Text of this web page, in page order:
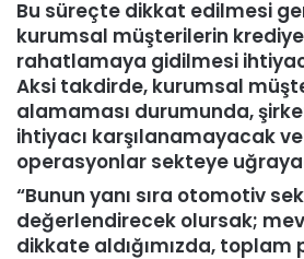
Bu süreçte dikkat edilmesi
kurumsal müşterilerin krediye
rahatlamaya gidilmesi
Aksi takdirde, kurumsal
alamaması durumunda,
ihtiyacı karşılanamayacak
operasyonlar sekteye
“Bunun yanı sıra otomotiv
değerlendirecek olursak;
dikkate aldığımızda, toplam